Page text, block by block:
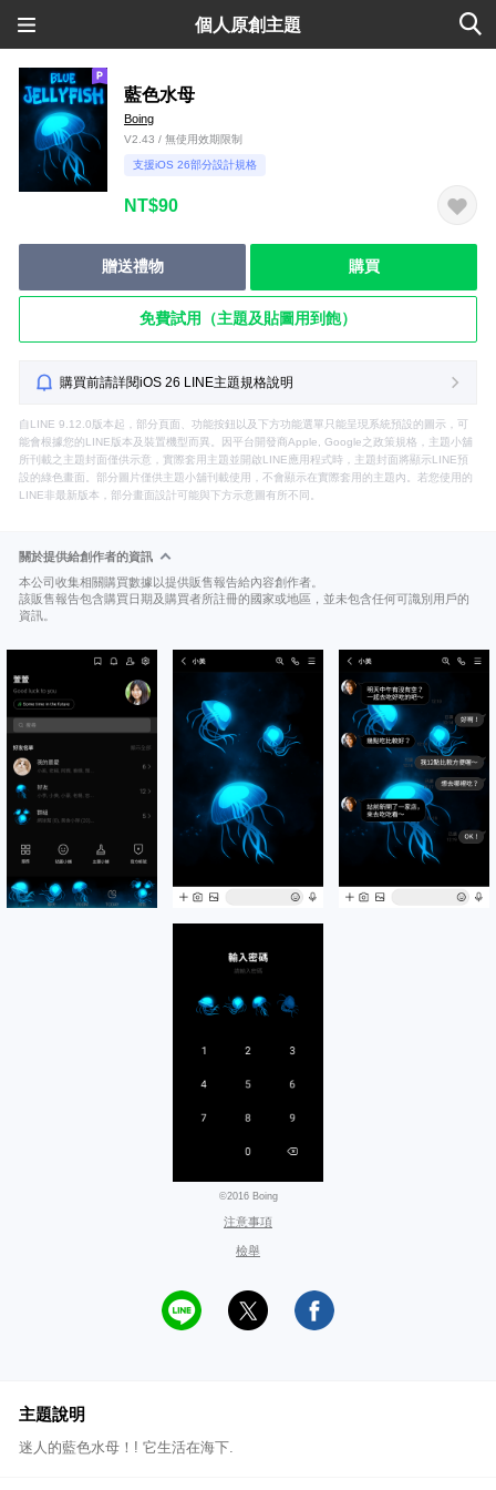
個人原創主題
藍色水母
Boing
V2.43 / 無使用效期限制
支援iOS 26部分設計規格
NT$90
贈送禮物 購買
免費試用（主題及貼圖用到飽）
購買前請詳閱iOS 26 LINE主題規格說明
自LINE 9.12.0版本起，部分頁面、功能按鈕以及下方功能選單只能呈現系統預設的圖示，可
能會根據您的LINE版本及裝置機型而異。因平台開發商Apple, Google之政策規格，主題小舖
所刊載之主題封面僅供示意，實際套用主題並開啟LINE應用程式時，主題封面將顯示LINE預
設的綠色畫面。部分圖片僅供主題小舖刊載使用，不會顯示在實際套用的主題內。若您使用的
LINE非最新版本，部分畫面設計可能與下方示意圖有所不同。
關於提供給創作者的資訊
本公司收集相關購買數據以提供販售報告給內容創作者。
該販售報告包含購買日期及購買者所註冊的國家或地區，並未包含任何可識別用戶的
資訊。
©2016 Boing
注意事項
檢舉
主題說明
迷人的藍色水母！! 它生活在海下.